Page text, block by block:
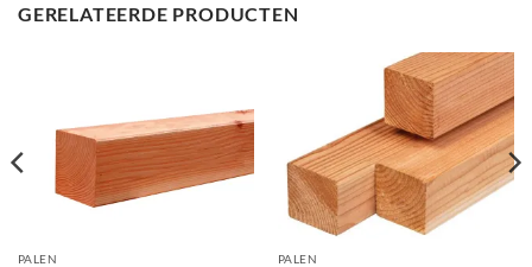
GERELATEERDE PRODUCTEN
PALEN PALEN